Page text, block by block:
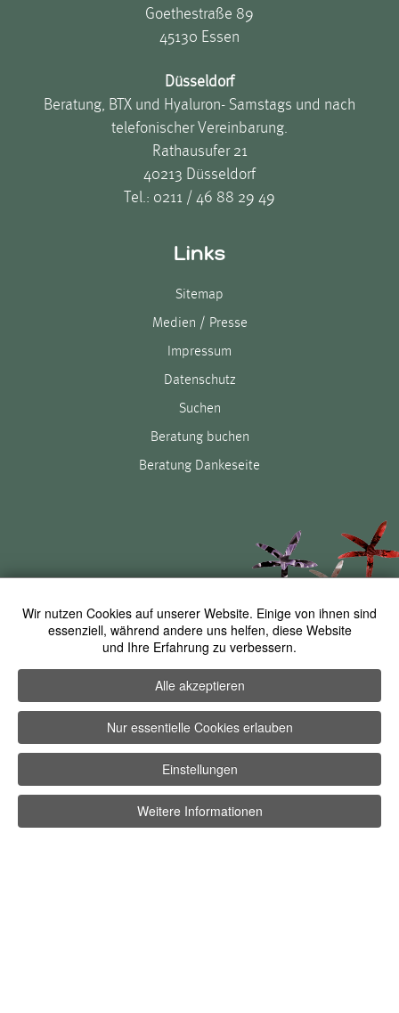
Wir nutzen Cookies auf unserer Website. Einige von ihnen sind
essenziell, während andere uns helfen, diese Website
und Ihre Erfahrung zu verbessern.
Alle akzeptieren
Nur essentielle Cookies erlauben
Einstellungen
Weitere Informationen
Goethestraße 89
45130 Essen
Düsseldorf
Beratung, BTX und Hyaluron- Samstags und nach
telefonischer Vereinbarung.
Rathausufer 21
40213 Düsseldorf
Tel.: 0211 / 46 88 29 49
Links
Sitemap
Medien / Presse
Impressum
Datenschutz
Suchen
Beratung buchen
Beratung Dankeseite
Social-Media
facebookinstagram
youtube
©Petr Bolatzky Fachklinik für Schönheitschirurgie2026